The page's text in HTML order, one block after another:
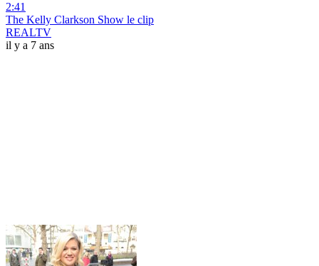
2:41
The Kelly Clarkson Show le clip
REALTV
il y a 7 ans